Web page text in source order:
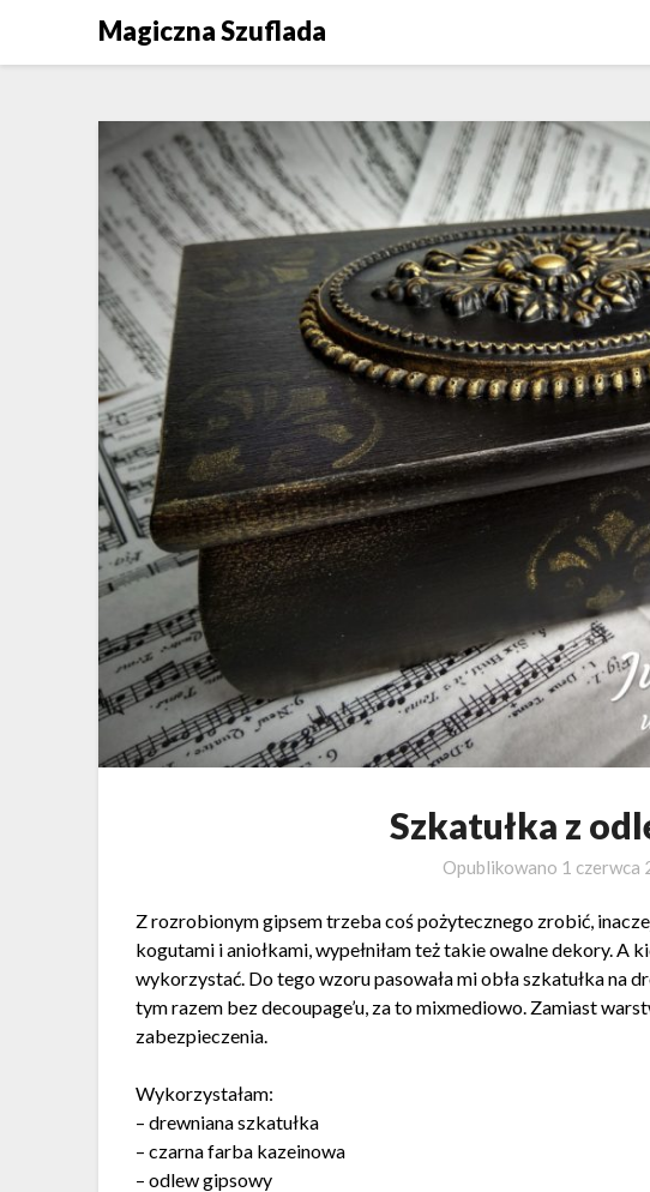
Magiczna Szuflada
Szkatułka z
Opublikowano 1 czerwca
Z rozrobionym gipsem trzeba coś pożytecznego zrobić,
kogutami i aniołkami, wypełniłam też takie owalne dekory. A
wykorzystać. Do tego wzoru pasowała mi obła szkatułka na
tym razem bez decoupage’u, za to mixmediowo. Zamiast
zabezpieczenia.
Wykorzystałam:
– drewniana szkatułka
– czarna farba kazeinowa
– odlew gipsowy